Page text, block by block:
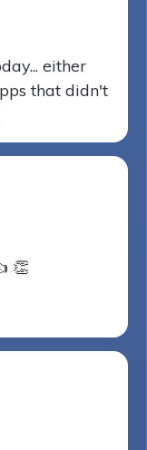
either
that didn't
👏